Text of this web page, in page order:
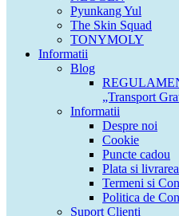
Pyunkang Yul
The Skin Squad
TONYMOLY
Informatii
Blog
„Transport
Informatii
Despre noi
Cookie
Puncte cadou
Plata si livrarea
Termeni si
Politica de
Suport Clienti